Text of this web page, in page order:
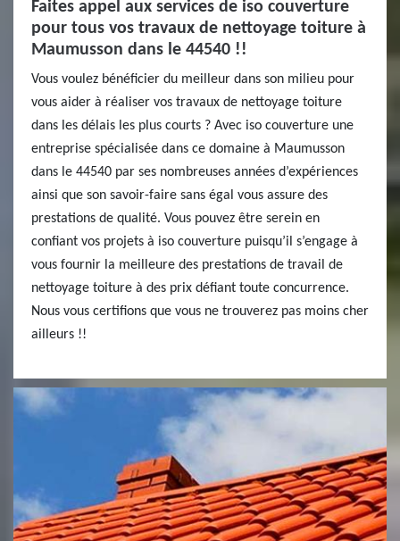
Faites appel aux services de iso couverture
pour tous vos travaux de nettoyage toiture à
Maumusson dans le 44540 !!
Vous voulez bénéficier du meilleur dans son milieu pour
vous aider à réaliser vos travaux de nettoyage toiture
dans les délais les plus courts ? Avec iso couverture une
entreprise spécialisée dans ce domaine à Maumusson
dans le 44540 par ses nombreuses années d’expériences
ainsi que son savoir-faire sans égal vous assure des
prestations de qualité. Vous pouvez être serein en
confiant vos projets à iso couverture puisqu’il s’engage à
vous fournir la meilleure des prestations de travail de
nettoyage toiture à des prix défiant toute concurrence.
Nous vous certifions que vous ne trouverez pas moins cher
ailleurs !!